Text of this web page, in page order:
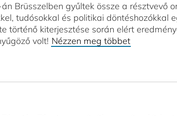
Brüsszelben gyűltek össze a résztvevő
tudósokkal és politikai döntéshozókkal
történő kiterjesztése során elért
volt! Nézzen meg többet